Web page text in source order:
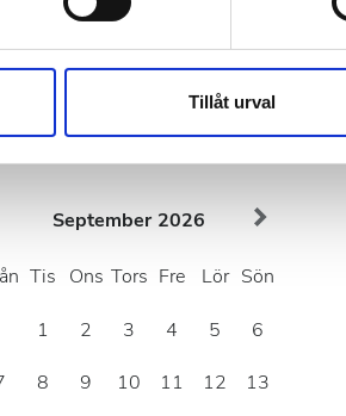
Vi vidarebefordrar även sådana
och analysföretag som vi samarbetar
Tillåt urval
September 2026
Tis Ons Tors Fre Lör Sön
1 2 3 4 5
6
8 9 10 11 12
13